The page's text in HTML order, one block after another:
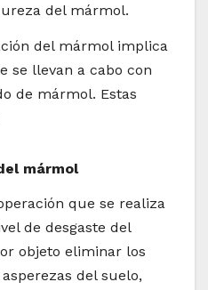
del mármol.
del mármol implica
se llevan a cabo con
de mármol. Estas
mármol
que se realiza
de desgaste del
objeto eliminar los
del suelo,